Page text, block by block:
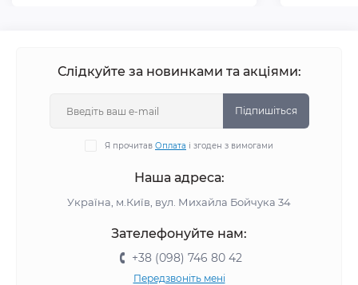
Слідкуйте за новинками та акціями:
Підпишіться
Я прочитав Оплата і згоден з вимогами
Наша адреса:
Україна, м.Київ, вул. Михайла Бойчука 34
Зателефонуйте нам:
+38 (098) 746 80 42
Передзвоніть мені